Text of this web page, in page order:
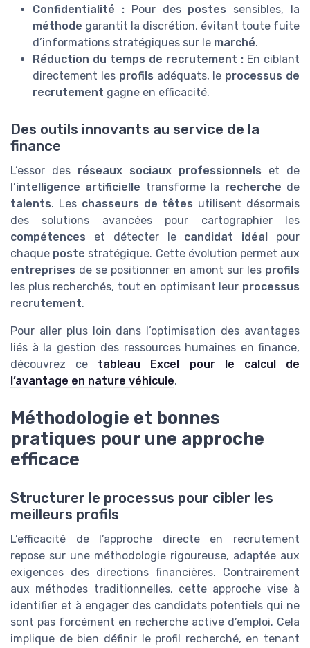
Confidentialité :Pour des postes sensibles, la
méthode garantit la discrétion, évitant toute fuite
d’informations stratégiques sur le marché.
Réduction du temps de recrutement : En ciblant
directement les profils adéquats, le processus de
recrutement gagne en efficacité.
Des outils innovants au service de la
finance
L’essor des réseaux sociaux professionnels et de
l’intelligence artificielle transforme la recherche de
talents. Les chasseurs de têtes utilisent désormais
des solutions avancées pour cartographier les
compétences et détecter le candidat idéal pour
chaque poste stratégique. Cette évolution permet aux
entreprises de se positionner en amont sur les profils
les plus recherchés, tout en optimisant leur processus
recrutement.
Pour aller plus loin dans l’optimisation des avantages
liés à la gestion des ressources humaines en finance,
découvrez ce tableau Excel pour le calcul de
l’avantage en nature véhicule.
Méthodologie et bonnes
pratiques pour une approche
efficace
Structurer le processus pour cibler les
meilleurs profils
L’efficacité de l’approche directe en recrutement
repose sur une méthodologie rigoureuse, adaptée aux
exigences des directions financières. Contrairement
aux méthodes traditionnelles, cette approche vise à
identifier et à engager des candidats potentiels qui ne
sont pas forcément en recherche active d’emploi. Cela
implique de bien définir le profil recherché, en tenant